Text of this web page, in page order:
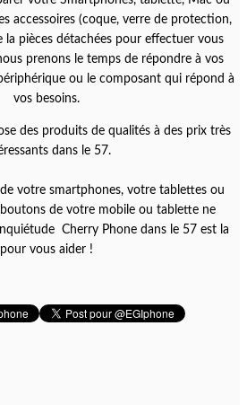
accessoires (coque, verre de protection,
la pièces détachées pour effectuer vous
prenons le temps de répondre à vos
ou le composant qui répond à
vos besoins.
des produits de qualités à des prix très
dans le 57.
votre smartphones, votre tablettes ou
de votre mobile ou tablette ne
Cherry Phone dans le 57 est la
pour vous aider !